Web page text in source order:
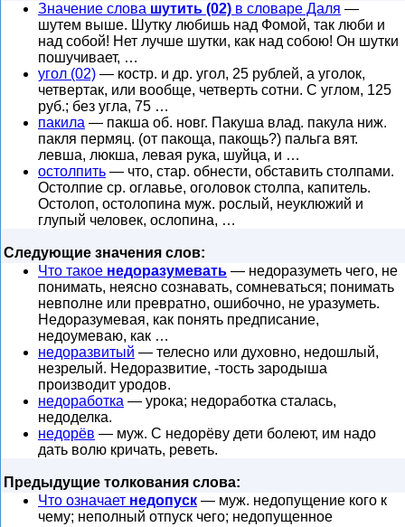
Значение слова шутить (02) в словаре Даля —
шутем выше. Шутку любишь над Фомой, так люби и
над собой! Нет лучше шутки, как над собою! Он шутки
пошучивает, …
угол (02) — костр. и др. угол, 25 рублей, а уголок,
четвертак, или вообще, четверть сотни. С углом, 125
руб.; без угла, 75 …
пакила — пакша об. новг. Пакуша влад. пакула ниж.
пакля пермяц. (от пакоща, пакощь?) пальга вят.
левша, люкша, левая рука, шуйца, и …
остолпить — что, стар. обнести, обставить столпами.
Остолпие ср. оглавье, оголовок столпа, капитель.
Остолоп, остолопина муж. рослый, неуклюжий и
глупый человек, ослопина, …
Следующие значения слов:
Что такое недоразумевать — недоразуметь чего, не
понимать, неясно сознавать, сомневаться; понимать
невполне или превратно, ошибочно, не уразуметь.
Недоразумевая, как понять предписание,
недоумеваю, как …
недоразвитый — телесно или духовно, недошлый,
незрелый. Недоразвитие, -тость зародыша
производит уродов.
недоработка — урока; недоработка сталась,
недоделка.
недорёв — муж. С недорёву дети болеют, им надо
дать волю кричать, реветь.
Предыдущие толкования слова:
Что означает недопуск — муж. недопущение кого к
чему; неполный отпуск чего; недопущенное